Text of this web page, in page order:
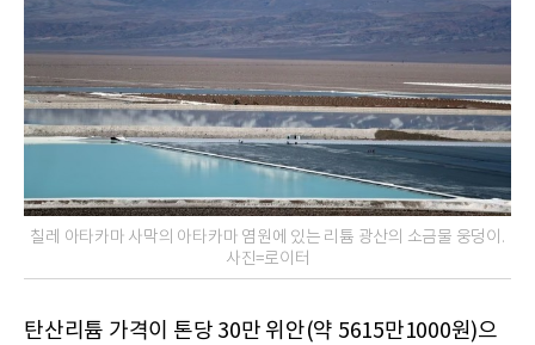
칠레 아타카마 사막의 아타카마 염원에 있는 리튬 광산의 소금물 웅덩이.
사진=로이터
탄산리튬 가격이 톤당 30만 위안(약 5615만1000원)으